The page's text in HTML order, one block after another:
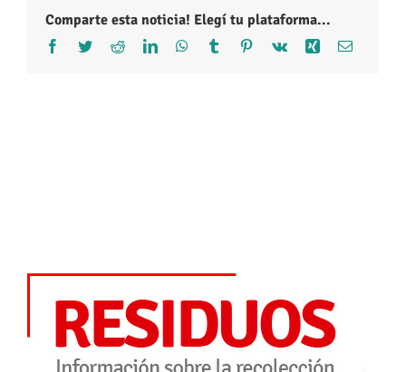
Comparte esta noticia! Elegí tu plataforma...
Facebook
TwitterRedditLinkedInWhatsApp
Tumblr Pinterest
Vk Xing Correo